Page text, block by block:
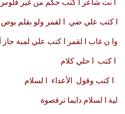
أ نت شاعر ا كتب حكم من غير
ا كتب علي ضي ا لقمر ولو بقلم بوص
وا ن غاب ا لقمر ا كتب علي لمبة جاز
ا كتب ا حلي كلام
ا كتب وقول الأعداء ا لسلام
لية ا لسلام دايما ترفصوة